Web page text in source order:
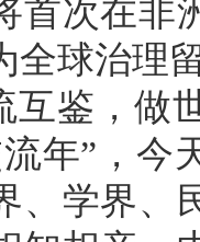
首次在非
全球治理
互鉴，做
年”，今
、学界、